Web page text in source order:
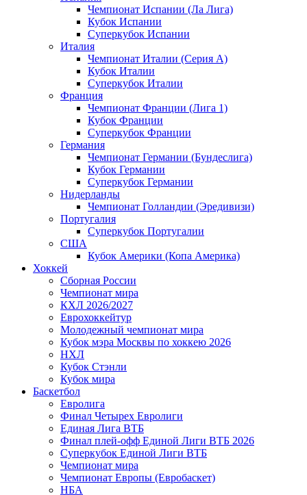
Чемпионат Испании (Ла Лига)
Кубок Испании
Суперкубок Испании
Италия
Чемпионат Италии (Серия А)
Кубок Италии
Суперкубок Италии
Франция
Чемпионат Франции (Лига 1)
Кубок Франции
Суперкубок Франции
Германия
Чемпионат Германии (Бундеслига)
Кубок Германии
Суперкубок Германии
Нидерланды
Чемпионат Голландии (Эредивизи)
Португалия
Суперкубок Португалии
США
Кубок Америки (Копа Америка)
Хоккей
Сборная России
Чемпионат мира
КХЛ 2026/2027
Еврохоккейтур
Молодежный чемпионат мира
Кубок мэра Москвы по хоккею 2026
НХЛ
Кубок Стэнли
Кубок мира
Баскетбол
Евролига
Финал Четырех Евролиги
Единая Лига ВТБ
Финал плей-офф Единой Лиги ВТБ 2026
Суперкубок Единой Лиги ВТБ
Чемпионат мира
Чемпионат Европы (Евробаскет)
НБА